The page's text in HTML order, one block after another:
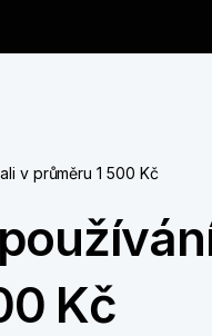
v průměru 1 500 Kč
Kč